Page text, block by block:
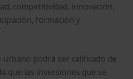
competitividad, innovación,
formación y
urbano podrá ser calificado de
que las inversiones que se